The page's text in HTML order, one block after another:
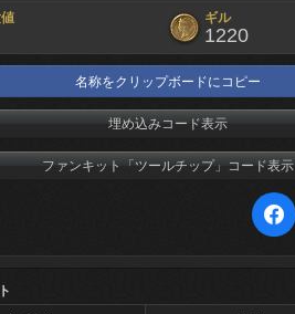
ギル
1220
名称をクリップボードにコピー
埋め込みコード表示
ファンキット「ツールチップ」コード表示